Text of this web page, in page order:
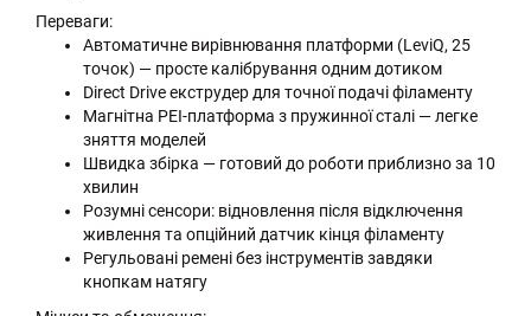
Переваги:
Автоматичне вирівнювання платформи (LeviQ, 25
точок) — просте калібрування одним дотиком
Direct Drive екструдер для точної подачі філаменту
Магнітна PEI-платформа з пружинної сталі — легке
зняття моделей
Швидка збірка — готовий до роботи приблизно за 10
хвилин
Розумні сенсори: відновлення після відключення
живлення та опційний датчик кінця філаменту
Регульовані ремені без інструментів завдяки
кнопкам натягу